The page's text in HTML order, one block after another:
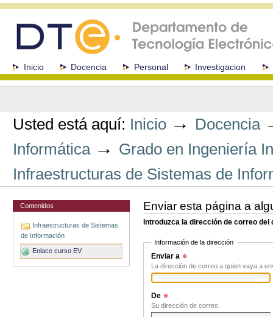
navegación
SeccionesInicio Docencia Personal Investigacion
Herramientas
Usted está aquí: Inicio → Docencia
Informática → Grado en Ingeniería
Infraestructuras de Sistemas de
Contenidos
Infraestructuras de Sistemas
de Información
Enlace curso EV
Enviar esta página a
Introduzca la dirección de correo
Información de la dirección
Enviar a
La dirección de correo a quien vaya a
De
Su dirección de correo.